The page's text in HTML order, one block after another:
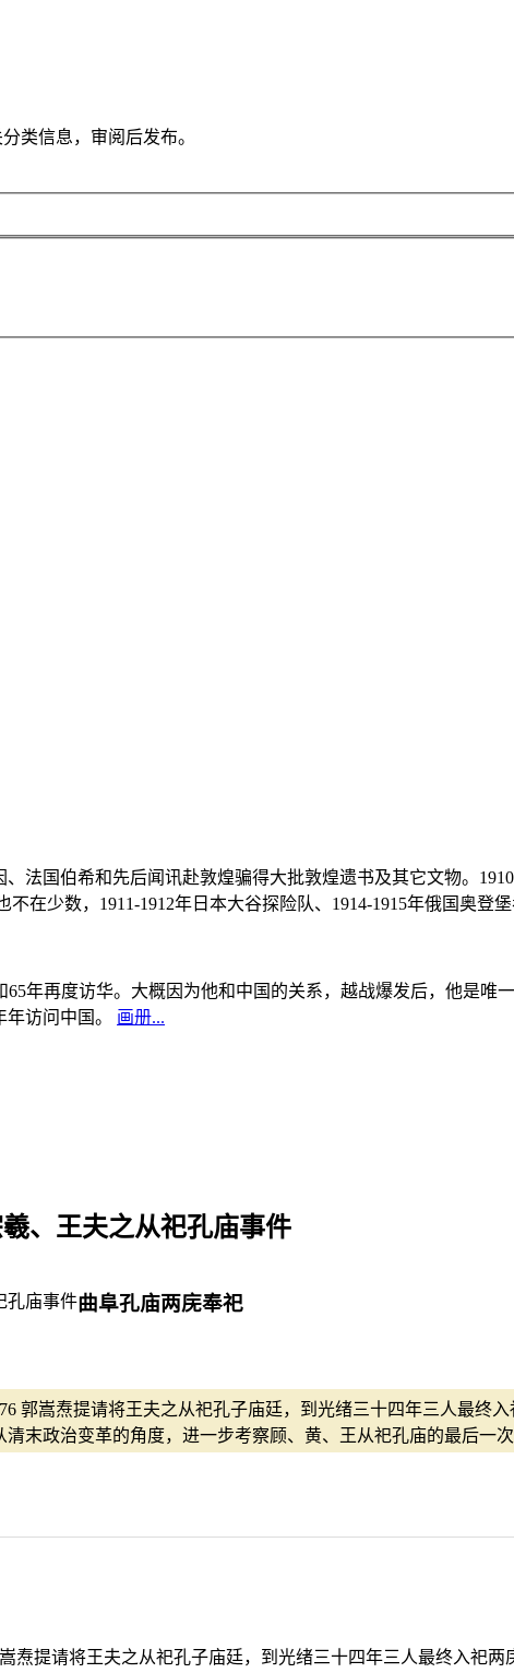
类信息，审阅后发布。
、法国伯希和先后闻讯赴敦煌骗得大批敦煌遗书及其它文物。
在少数，1911-1912年日本大谷探险队、1914-1915年俄国奥登
65年再度访华。大概因为他和中国的关系，越战爆发后，他是唯
访问中国。 画册...
、王夫之从祀孔庙事件
曲阜孔庙两庑奉祀
郭嵩焘提请将王夫之从祀孔子庙廷，到光绪三十四年三人最终
末政治变革的角度，进一步考察顾、黄、王从祀孔庙的最后一
焘提请将王夫之从祀孔子庙廷，到光绪三十四年三人最终入祀两